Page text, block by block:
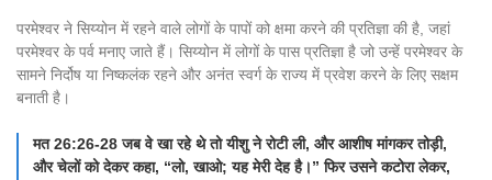
परमेश्वर ने सिय्योन में रहने वाले लोगों के पापों को क्षमा करने की प्रतिज्ञा की है, जहां
परमेश्वर के पर्व मनाए जाते हैं। सिय्योन में लोगों के पास प्रतिज्ञा है जो उन्हें परमेश्वर के
सामने निर्दोष या निष्कलंक रहने और अनंत स्वर्ग के राज्य में प्रवेश करने के लिए सक्षम
बनाती है।
मत 26:26-28 जब वे खा रहे थे तो यीशु ने रोटी ली, और आशीष मांगकर तोड़ी,
और चेलों को देकर कहा, “लो, खाओ; यह मेरी देह है।” फिर उसने कटोरा लेकर,